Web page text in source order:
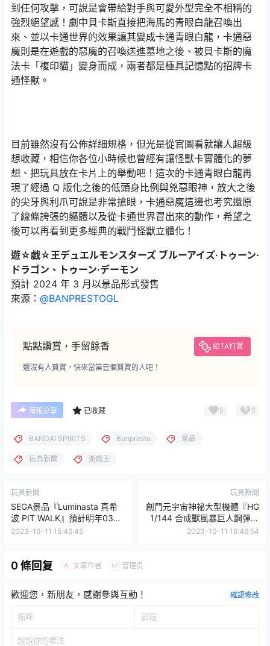
到任何攻擊，可說是會帶給對手與可愛外型完全不相稱的
強烈絕望感！劇中貝卡斯直接把海馬的青眼白龍召喚出
來、並以卡通世界的效果讓其變成卡通青眼白龍，卡通惡
魔則是在遊戲的惡魔的召喚送進墓地之後、被貝卡斯的魔
法卡「複印貓」變身而成，兩者都是極具記憶點的招牌卡
通怪獸。
目前雖然沒有公佈詳細規格，但光是從官圖看就讓人超級
想收藏，相信你各位小時候也曾經有讓怪獸卡實體化的夢
想、把玩具放在卡片上的舉動吧！這次的卡通青眼白龍再
現了經過 Q 版化之後的低頭身比例與兇惡眼神，放大之後
的尖牙與利爪可說是非常搶眼，卡通惡魔這邊也考究還原
了線條誇張的軀體以及從卡通世界冒出來的動作，希望之
後可以再看到更多經典的戰鬥怪獸立體化！
遊☆戯☆王デュエルモンスターズ ブルーアイズ·トゥーン·
ドラゴン、トゥーン·デーモン
預計 2024 年 3 月以景品形式發售
來源： @BANPRESTOGL
點點讚賞，手留餘香 給TA打賞
還沒有人贊賞，快來當第壹個贊賞的人吧！
海報分享 已收藏 0 0
BANDAI SPIRITS Banpresto 景品
玩具新聞 遊戲王
玩具新聞
SEGA景品『Luminasta 真希
波 PIT WALK』預計明年03月
發售？？？
2023-10-11 15:46:45
玩具新聞
創鬥元宇宙神祕大型機體『HG
1/144 合成獸風暴巨人鋼彈』
商品全貌公開！
2023-10-11 16:46:54
0 條回复 A 文章作者 M 管理员
歡迎您，新朋友，感謝參與互動！ 確認修改